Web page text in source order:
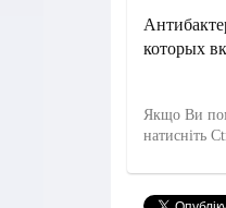
которых
Якщо Ви
натисніть